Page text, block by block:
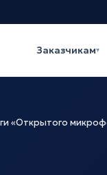
Заказчикам▾
«Открытого